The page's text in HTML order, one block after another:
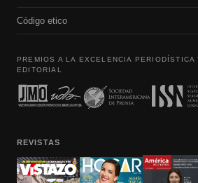
Código etico
PREMIOS A LA EXCELENCIA PERIODÍSTICA
EDITORIAL
REVISTAS